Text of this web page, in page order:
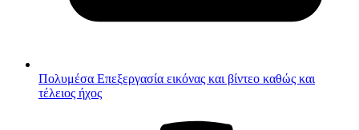
Πολυμέσα Επεξεργασία εικόνας και βίντεο καθώς και
τέλειος ήχος